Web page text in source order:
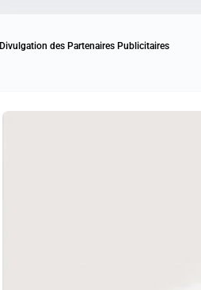
Divulgation des Partenaires Publicitaires